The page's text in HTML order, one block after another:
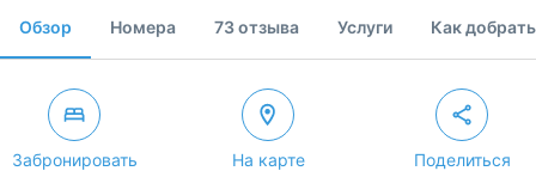
Обзор Номера 73 отзыва Услуги Как
Забронировать На карте Поделиться